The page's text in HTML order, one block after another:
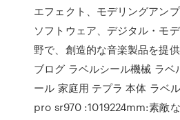
エフェクト、モデリングアン
ソフトウェア、デジタル・モ
野で、創造的な音楽製品を提
ブログ ラベルシール機械 ラベ
ール 家庭用 テプラ 本体 ラベ
pro sr970 :1019224mm:素敵